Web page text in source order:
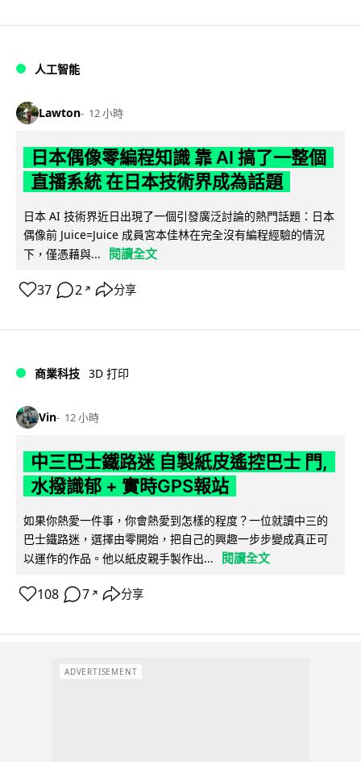
人工智能
Lawton 12 小時
日本偶像零編程知識 靠 AI 搞了一整個
直播系統 在日本技術界成為話題
日本 AI 技術界近日出現了一個引發廣泛討論的熱門話題：日本
偶像前 Juice=Juice 成員宮本佳林在完全沒有編程經驗的情況
下，僅憑藉與...
閱讀全文
37 2 ↗ 分享
商業科技 3D 打印
Vin 12 小時
中三巴士鐵路迷 自製紙皮遙控巴士 門,
水撥識郁 + 實時GPS報站
如果你熱愛一件事，你會熱愛到怎樣的程度？一位就讀中三的
巴士鐵路迷，選擇由零開始，把自己的興趣一步步變成真正可
以運作的作品。他以紙皮親手製作出...
閱讀全文
108 7 ↗ 分享
ADVERTISEMENT